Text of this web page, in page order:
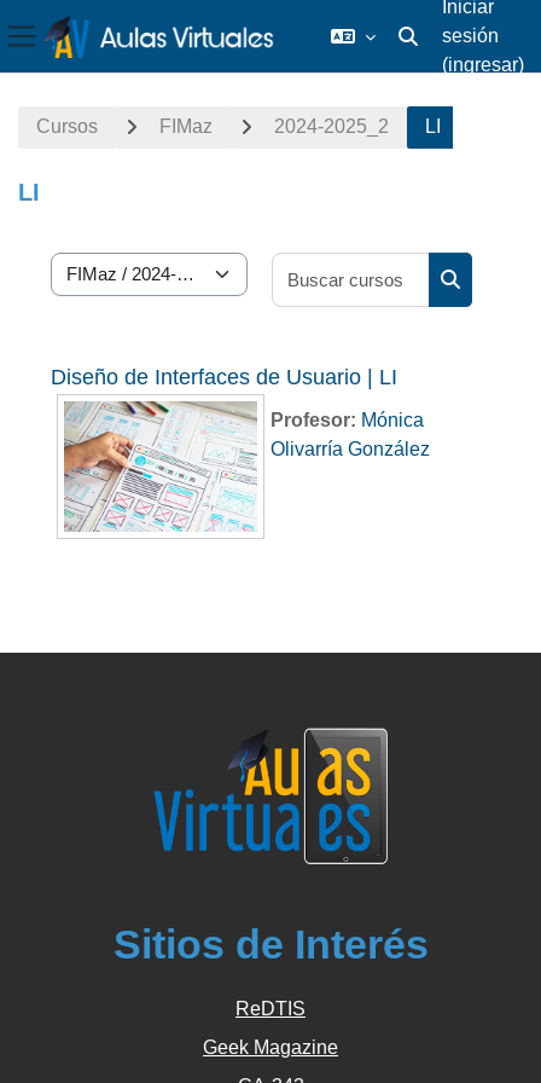
Pánel lateral
Activar o
Iniciar
sesión
(ingresar)
Cursos FIMaz 2024-2025_2 LI
LI
Categorías
Buscar
Diseño de Interfaces de Usuario | LI
Profesor: Mónica
Olivarría González
Sitios de Interés
ReDTIS
Geek Magazine